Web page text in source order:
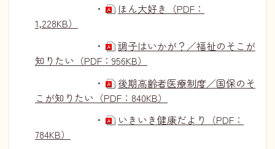
・
ほん大好き（PDF：
1,228KB）
・
調子はいかが？／福祉のそこが
知りたい（PDF：956KB）
・
後期高齢者医療制度／国保のそ
こが知りたい（PDF：840KB）
・
いきいき健康だより（PDF：
784KB）